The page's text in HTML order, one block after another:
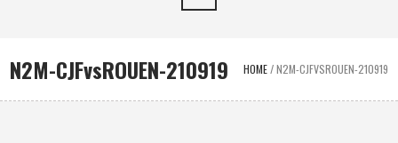
N2M-CJFvsROUEN-210919 HOME/N2M-CJFVSROUEN-210919